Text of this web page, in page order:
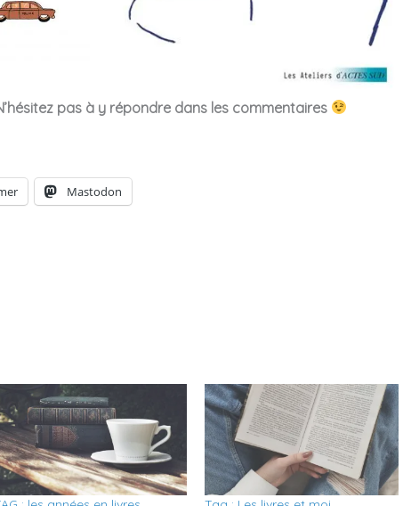
pas à y répondre dans les commentaires
Mastodon